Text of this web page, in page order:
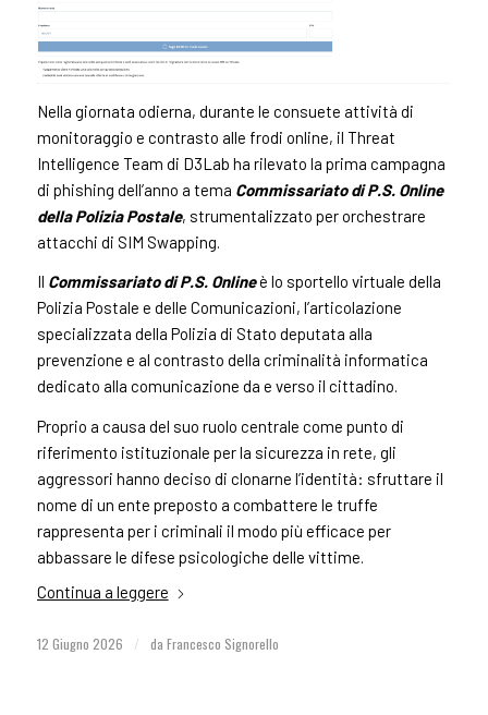
Nella giornata odierna, durante le consuete attività di
monitoraggio e contrasto alle frodi online, il Threat
Intelligence Team di D3Lab ha rilevato la prima campagna
di phishing dell’anno a tema Commissariato di P.S. Online
della Polizia Postale, strumentalizzato per orchestrare
attacchi di SIM Swapping.
Il Commissariato di P.S. Onlineè lo sportello virtuale della
Polizia Postale e delle Comunicazioni, l’articolazione
specializzata della Polizia di Stato deputata alla
prevenzione e al contrasto della criminalità informatica
dedicato alla comunicazione da e verso il cittadino.
Proprio a causa del suo ruolo centrale come punto di
riferimento istituzionale per la sicurezza in rete, gli
aggressori hanno deciso di clonarne l’identità: sfruttare il
nome di un ente preposto a combattere le truffe
rappresenta per i criminali il modo più efficace per
abbassare le difese psicologiche delle vittime.
Continua a leggere
12 Giugno 2026 / da Francesco Signorello